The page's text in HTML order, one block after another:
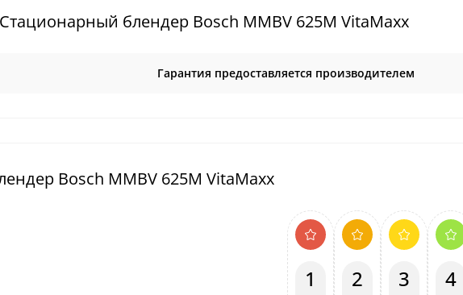
блендер Bosch MMBV 625M VitaMaxx
Гарантия предоставляется производителем
Bosch MMBV 625M VitaMaxx
1 2 3 4